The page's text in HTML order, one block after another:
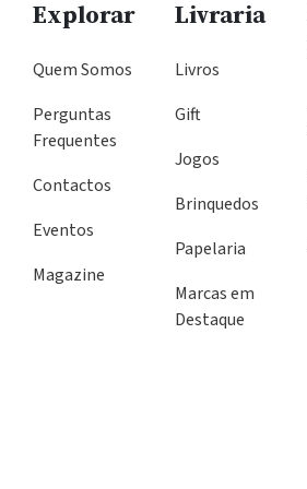
Explorar
Quem Somos
Perguntas
Frequentes
Contactos
Eventos
Magazine
Livraria
Livros
Gift
Jogos
Brinquedos
Papelaria
Marcas em
Destaque